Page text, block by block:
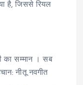
है, जिससे रियल
का सम्मान । सब
नीतू नवगीत